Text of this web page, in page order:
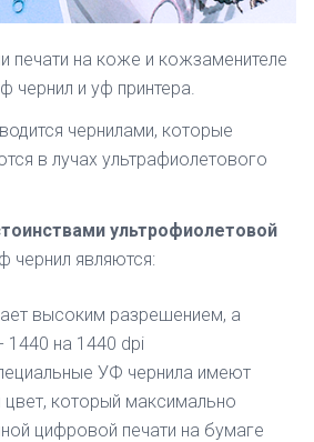
печати на коже и кожзаменителе
чернил и уф принтера.
чернилами, которые
в лучах ультрафиолетового
ультрофиолетовой
чернил являются:
высоким разрешением, а
1440 на 1440 dpi
УФ чернила имеют
который максимально
цифровой печати на бумаге